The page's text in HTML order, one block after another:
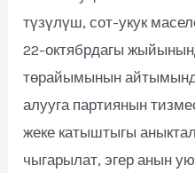
түзүлүш, сот-укук
22-октябрдагы
төрайымынын
алууга партиянын
жеке катыштыгы
чыгарылат, эгер анын